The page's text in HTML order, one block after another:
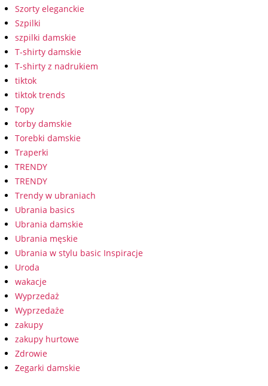
Szorty eleganckie
Szpilki
szpilki damskie
T-shirty damskie
T-shirty z nadrukiem
tiktok
tiktok trends
Topy
torby damskie
Torebki damskie
Traperki
TRENDY
TRENDY
Trendy w ubraniach
Ubrania basics
Ubrania damskie
Ubrania męskie
Ubrania w stylu basic Inspiracje
Uroda
wakacje
Wyprzedaż
Wyprzedaże
zakupy
zakupy hurtowe
Zdrowie
Zegarki damskie